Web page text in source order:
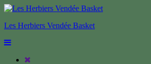
Les Herbiers Vendée Basket